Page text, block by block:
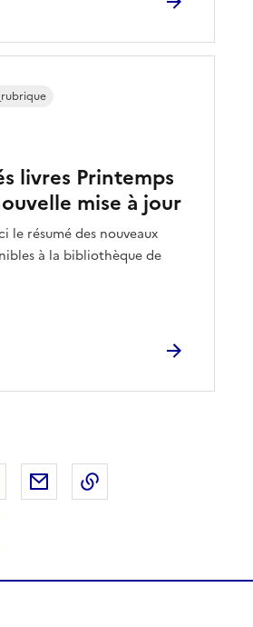
livres Printemps
mise à jour
le résumé des nouveaux
à la bibliothèque de
sur X
Partager sur LinkedIn
Partager par email